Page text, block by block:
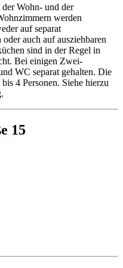
Wohn- und der
werden
auf separat
auch auf ausziehbaren
sind in der Regel in
Bei einigen Zwei-
WC separat gehalten. Die
4 Personen. Siehe hierzu
15